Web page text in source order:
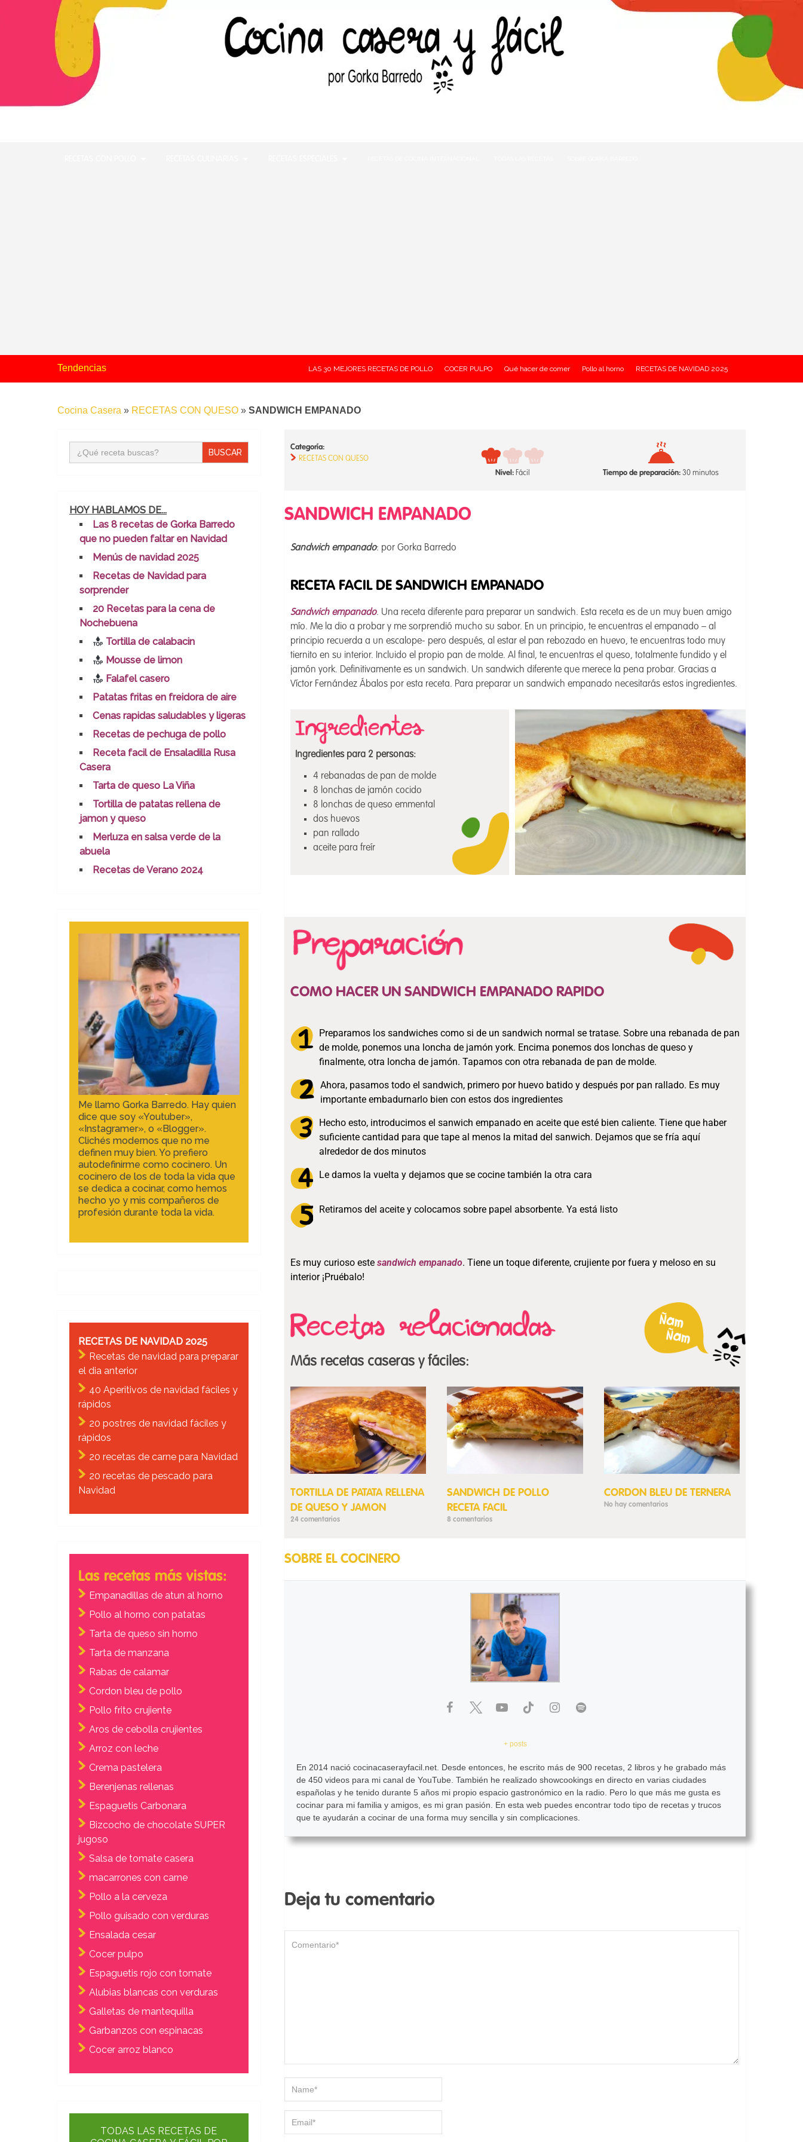
Tendencias LAS 30 MEJORES RECETAS DE POLLO COCER PULPO Qué hacer de comer Pollo al horno RECETAS DE NAVIDAD 2025
Cocina Casera » RECETAS CON QUESO » SANDWICH EMPANADO
Categoría:
RECETAS CON QUESO
Nivel: Fácil Tiempo de preparación: 30 minutos
SANDWICH EMPANADO
Sandwich empanado: por Gorka Barredo
RECETA FACIL DE SANDWICH EMPANADO
Sandwich empanado. Una receta diferente para preparar un sandwich. Esta receta es de un muy buen amigo
mío. Me la dio a probar y me sorprendió mucho su sabor. En un principio, te encuentras el empanado – al
principio recuerda a un escalope- pero después, al estar el pan rebozado en huevo, te encuentras todo muy
tiernito en su interior. Incluido el propio pan de molde. Al final, te encuentras el queso, totalmente fundido y el
jamón york. Definitivamente es un sandwich. Un sandwich diferente que merece la pena probar. Gracias a
Víctor Fernández Ábalos por esta receta. Para preparar un sandwich empanado necesitarás estos ingredientes.
Ingredientes para 2 personas:
4 rebanadas de pan de molde
8 lonchas de jamón cocido
8 lonchas de queso emmental
dos huevos
pan rallado
aceite para freír
COMO HACER UN SANDWICH EMPANADO RAPIDO
Preparamos los sandwiches como si de un sandwich normal se tratase. Sobre una rebanada de pan
de molde, ponemos una loncha de jamón york. Encima ponemos dos lonchas de queso y
finalmente, otra loncha de jamón. Tapamos con otra rebanada de pan de molde.
Ahora, pasamos todo el sandwich, primero por huevo batido y después por pan rallado. Es muy
importante embadurnarlo bien con estos dos ingredientes
Hecho esto, introducimos el sanwich empanado en aceite que esté bien caliente. Tiene que haber
suficiente cantidad para que tape al menos la mitad del sanwich. Dejamos que se fría aquí
alrededor de dos minutos
Le damos la vuelta y dejamos que se cocine también la otra cara
Retiramos del aceite y colocamos sobre papel absorbente. Ya está listo
Es muy curioso este sandwich empanado. Tiene un toque diferente, crujiente por fuera y meloso en su
interior ¡Pruébalo!
Más recetas caseras y fáciles:
TORTILLA DE PATATA RELLENA
DE QUESO Y JAMON
24 comentarios
SANDWICH DE POLLO
RECETA FACIL
8 comentarios
CORDON BLEU DE TERNERA
No hay comentarios
SOBRE EL COCINERO
+ posts
En 2014 nació cocinacaserayfacil.net. Desde entonces, he escrito más de 900 recetas, 2 libros y he grabado más
de 450 videos para mi canal de YouTube. También he realizado showcookings en directo en varias ciudades
españolas y he tenido durante 5 años mi propio espacio gastronómico en la radio. Pero lo que más me gusta es
cocinar para mi familia y amigos, es mi gran pasión. En esta web puedes encontrar todo tipo de recetas y trucos
que te ayudarán a cocinar de una forma muy sencilla y sin complicaciones.
Deja tu comentario
Buscar:
HOY HABLAMOS DE...
Las 8 recetas de Gorka Barredo
que no pueden faltar en Navidad
Menús de navidad 2025
Recetas de Navidad para
sorprender
20 Recetas para la cena de
Nochebuena
Tortilla de calabacin
Mousse de limon
Falafel casero
Patatas fritas en freidora de aire
Cenas rapidas saludables y ligeras
Recetas de pechuga de pollo
Receta facil de Ensaladilla Rusa
Casera
Tarta de queso La Viña
Tortilla de patatas rellena de
jamon y queso
Merluza en salsa verde de la
abuela
Recetas de Verano 2024
Me llamo Gorka Barredo. Hay quien
dice que soy «Youtuber»,
«Instagramer», o «Blogger».
Clichés modernos que no me
definen muy bien. Yo prefiero
autodefinirme como cocinero. Un
cocinero de los de toda la vida que
se dedica a cocinar, como hemos
hecho yo y mis compañeros de
profesión durante toda la vida.
RECETAS DE NAVIDAD 2025
Recetas de navidad para preparar
el dia anterior
40 Aperitivos de navidad fáciles y
rápidos
20 postres de navidad fáciles y
rápidos
20 recetas de carne para Navidad
20 recetas de pescado para
Navidad
Las recetas más vistas:
Empanadillas de atun al horno
Pollo al horno con patatas
Tarta de queso sin horno
Tarta de manzana
Rabas de calamar
Cordon bleu de pollo
Pollo frito crujiente
Aros de cebolla crujientes
Arroz con leche
Crema pastelera
Berenjenas rellenas
Espaguetis Carbonara
Bizcocho de chocolate SUPER
jugoso
Salsa de tomate casera
macarrones con carne
Pollo a la cerveza
Pollo guisado con verduras
Ensalada cesar
Cocer pulpo
Espaguetis rojo con tomate
Alubias blancas con verduras
Galletas de mantequilla
Garbanzos con espinacas
Cocer arroz blanco
TODAS LAS RECETAS DE